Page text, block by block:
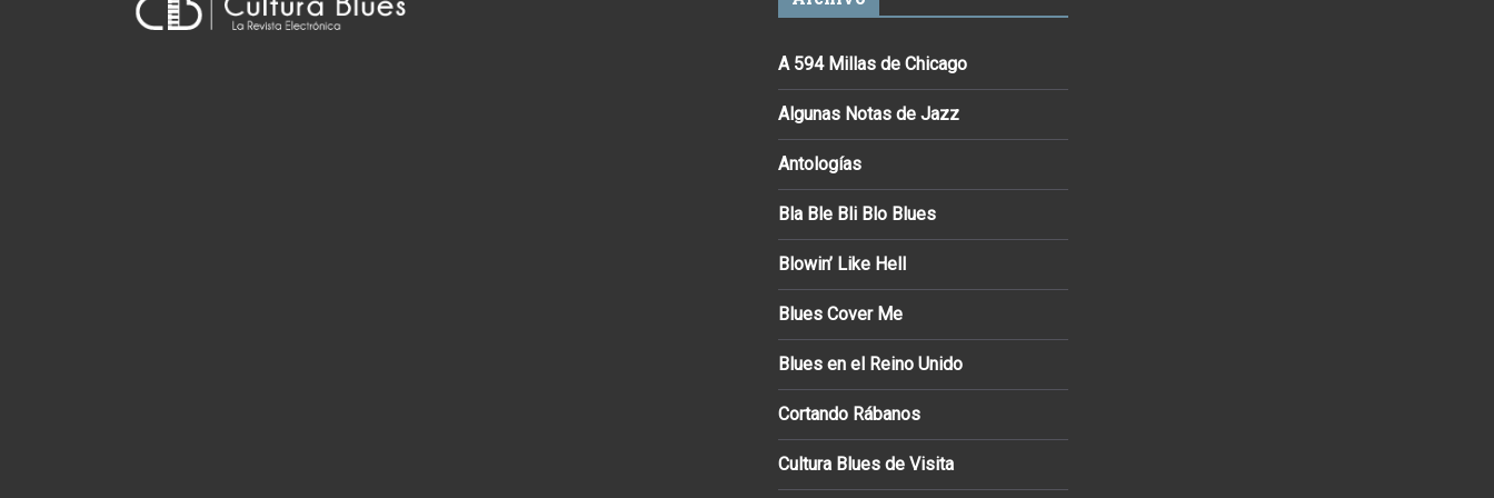
A 594 Millas de Chicago
Algunas Notas de Jazz
Antologías
Bla Ble Bli Blo Blues
Blowin’ Like Hell
Blues Cover Me
Blues en el Reino Unido
Cortando Rábanos
Cultura Blues de Visita